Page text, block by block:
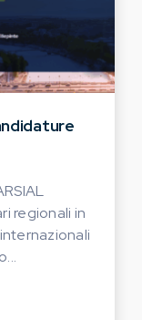
regionali in